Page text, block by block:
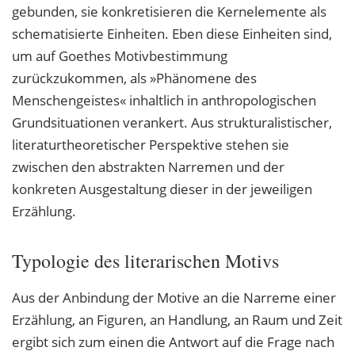
gebunden, sie konkretisieren die Kernelemente als
schematisierte Einheiten. Eben diese Einheiten sind,
um auf Goethes Motivbestimmung
zurückzukommen, als »Phänomene des
Menschengeistes« inhaltlich in anthropologischen
Grundsituationen verankert. Aus strukturalistischer,
literaturtheoretischer Perspektive stehen sie
zwischen den abstrakten Narremen und der
konkreten Ausgestaltung dieser in der jeweiligen
Erzählung.
Typologie des literarischen Motivs
Aus der Anbindung der Motive an die Narreme einer
Erzählung, an Figuren, an Handlung, an Raum und Zeit
ergibt sich zum einen die Antwort auf die Frage nach